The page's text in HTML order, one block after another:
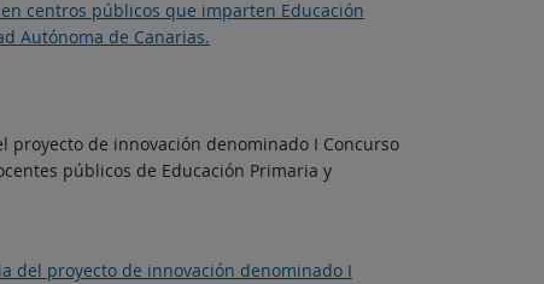
centros públicos que imparten Educación
Autónoma de Canarias.
proyecto de innovación denominado I Concurso
públicos de Educación Primaria y
del proyecto de innovación denominado I